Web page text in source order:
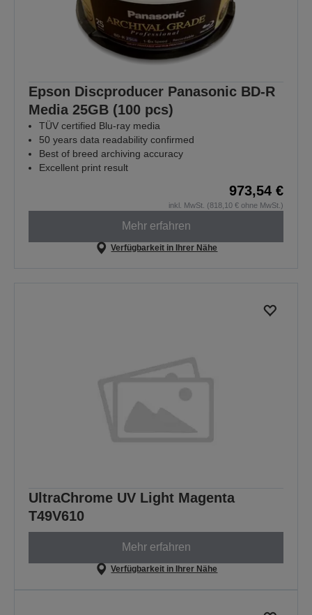
Epson Discproducer Panasonic BD-R
Media 25GB (100 pcs)
TÜV certified Blu-ray media
50 years data readability confirmed
Best of breed archiving accuracy
Excellent print result
973,54 €
inkl. MwSt. (818,10 € ohne MwSt.)
Mehr erfahren
Verfügbarkeit in Ihrer Nähe
UltraChrome UV Light Magenta
T49V610
Mehr erfahren
Verfügbarkeit in Ihrer Nähe